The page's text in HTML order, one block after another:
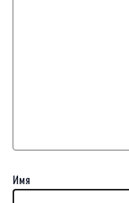
Имя